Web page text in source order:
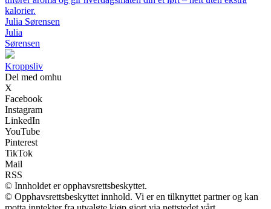
kalorier.
Julia Sørensen
Julia
Sørensen
Kroppsliv
Del med omhu
X
Facebook
Instagram
LinkedIn
YouTube
Pinterest
TikTok
Mail
RSS
© Innholdet er opphavsrettsbeskyttet.
© Opphavsrettsbeskyttet innhold. Vi er en tilknyttet partner og kan